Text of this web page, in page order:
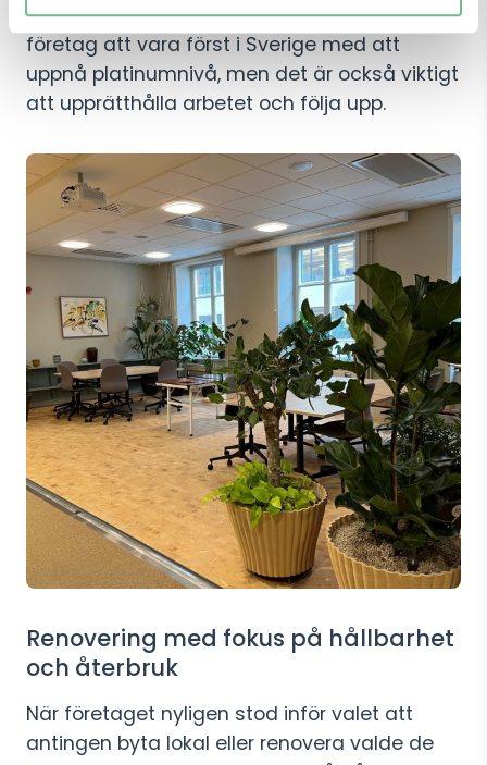
internt. Det är ett gott betyg för oss som
företag att vara först i Sverige med att
uppnå platinumnivå, men det är också viktigt
att upprätthålla arbetet och följa upp.
Renovering med fokus på hållbarhet
och återbruk
När företaget nyligen stod inför valet att
antingen byta lokal eller renovera valde de